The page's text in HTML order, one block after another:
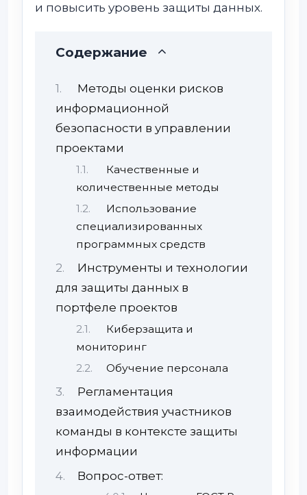
и повысить уровень защиты данных.
Содержание
Методы оценки рисков
информационной
безопасности в управлении
проектами
Качественные и
количественные методы
Использование
специализированных
программных средств
Инструменты и технологии
для защиты данных в
портфеле проектов
Киберзащита и
мониторинг
Обучение персонала
Регламентация
взаимодействия участников
команды в контексте защиты
информации
Вопрос-ответ: